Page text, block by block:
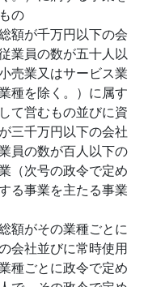
の
額が千万円以下の会
業員の数が五十人以
売業又はサービス業
種を除く。）に属す
て営むもの並びに資
三千万円以下の会社
員の数が百人以下の
（次号の政令で定め
る事業を主たる事業
額がその業種ごとに
会社並びに常時使用
種ごとに政令で定め